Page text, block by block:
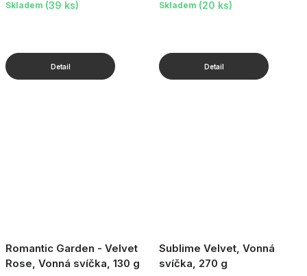
Skladem (39 ks) Skladem (20 ks)
Romantic Garden - Velvet
Rose, Vonná svíčka, 130 g
Sublime Velvet, Vonná
svíčka, 270 g